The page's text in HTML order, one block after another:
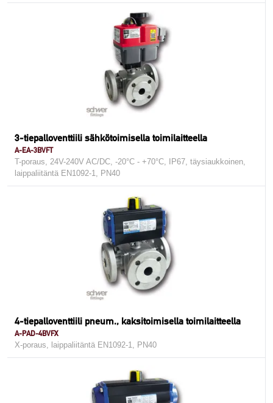
3-tiepalloventtiili sähkötoimisella toimilaitteella
A-EA-3BVFT
T-poraus, 24V-240V AC/DC, -20°C - +70°C, IP67, täysiaukkoinen,
laippaliitäntä EN1092-1, PN40
4-tiepalloventtiili pneum., kaksitoimisella toimilaitteella
A-PAD-4BVFX
X-poraus, laippaliitäntä EN1092-1, PN40